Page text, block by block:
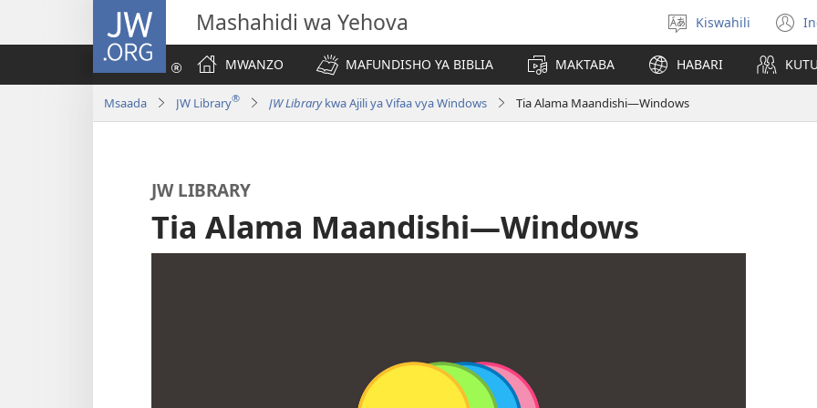
JW.ORG Mashahidi wa Yehova
Chagua
lugha
Kiswahili
MWANZO
MAFUNDISHO YA BIBLIA MAKTABA HABARI
Msaada JW Library® JW Librarykwa Ajili ya Vifaa vya Windows Tia Alama Maandishi​—Windows
JW LIBRARY
Tia Alama Maandishi​—Windows